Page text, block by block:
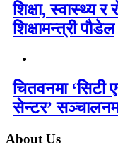
शिक्षा, स्वास्थ्य र
शिक्षामन्त्री पौडेल
चितवनमा ‘सिटी
सेन्टर’
About Us